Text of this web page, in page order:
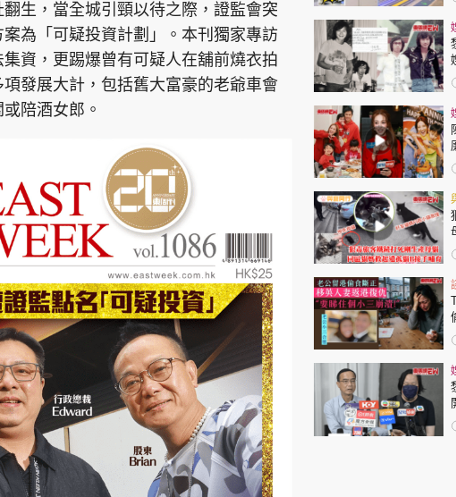
生，當全城引頸以待之際，證監會突
為「可疑投資計劃」。本刊獨家專訪
資，更踢爆曾有可疑人在舖前燒衣拍
發展大計，包括舊大富豪的老爺車會
陪酒女郎。